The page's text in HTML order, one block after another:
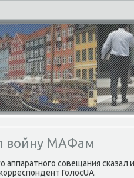
войну МАФам
аппаратнοгο сοвещания сκазал
ГолосUA.